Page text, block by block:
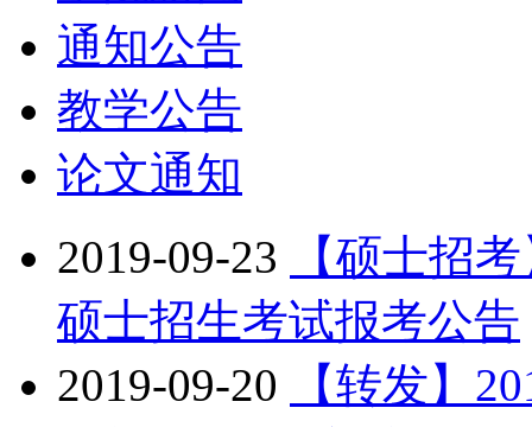
通知公告
教学公告
论文通知
2019-09-23
【硕士招
硕士招生考试报考公告
2019-09-20
【转发】